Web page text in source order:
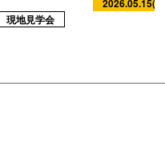
現地見学会
2026.05.15(